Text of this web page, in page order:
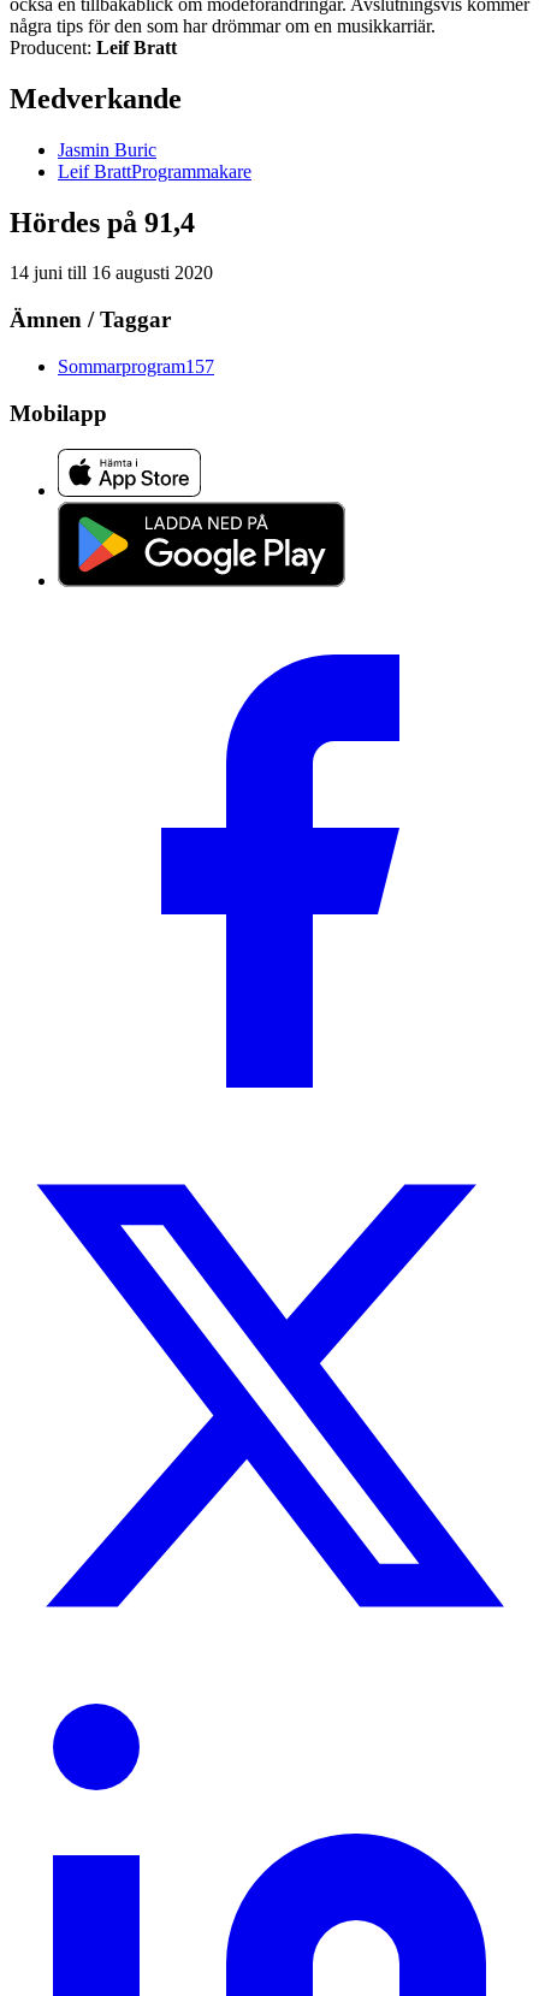
några tips för den som har drömmar om en musikkarriär.
Producent: Leif Bratt
Medverkande
Jasmin Buric
Leif BrattProgrammakare
Hördes på 91,4
14 juni till 16 augusti 2020
Ämnen / Taggar
Sommarprogram157
Mobilapp